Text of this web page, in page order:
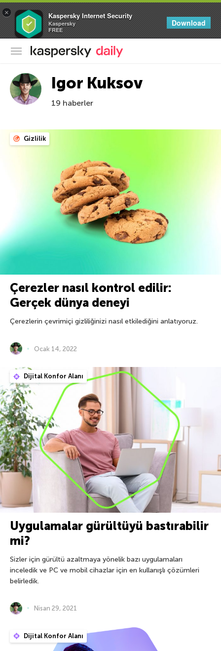
× Kaspersky Internet Security
Kaspersky
FREE
Download
Kaspersky Resmi Blogu
Igor Kuksov
19 haberler
Gizlilik
Çerezler nasıl kontrol edilir:
Gerçek dünya deneyi
Çerezlerin çevrimiçi gizliliğinizi nasıl etkilediğini anlatıyoruz.
Ocak 14, 2022
Dijital Konfor Alanı
Uygulamalar gürültüyü bastırabilir
mi?
Sizler için gürültü azaltmaya yönelik bazı uygulamaları
inceledik ve PC ve mobil cihazlar için en kullanışlı çözümleri
belirledik.
Nisan 29, 2021
Dijital Konfor Alanı